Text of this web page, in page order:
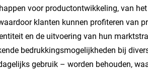
voor productontwikkeling, van
klanten kunnen profiteren van
en de uitvoering van hun
bedrukkingsmogelijkheden bij
gebruik – worden behouden,